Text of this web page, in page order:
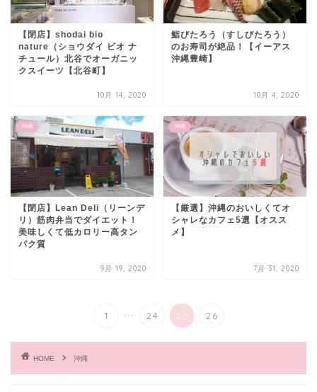
【閉店】shodai bio
nature（ショウダイ ビオ ナ
チュール）北谷でオーガニッ
クスイーツ【北谷町】
10月 14, 2020
鮨びたろう（すしびたろう）
のお寿司が絶品！【イーアス
沖縄豊崎】
10月 4, 2020
沖縄
【閉店】Lean Deli（リーンデ
リ）筋肉弁当でダイエット！
美味しくて低カロリー高タン
パク質
9月 19, 2020
沖縄
【厳選】沖縄のおいしくてオ
シャレなカフェ5選【オスス
メ】
7月 31, 2020
1 ... 24 25 26
HOME 沖縄